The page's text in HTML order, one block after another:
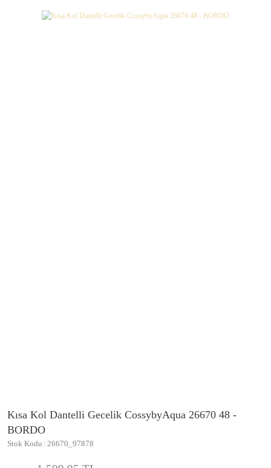
Kısa Kol Dantelli Gecelik CossybyAqua 26670 48 -
BORDO
Stok Kodu 26670_97878